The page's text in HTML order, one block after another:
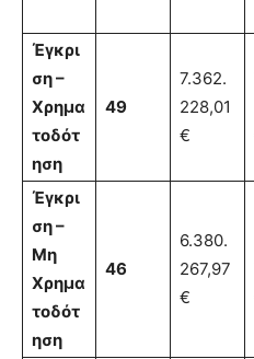
Έγκρι
ση –
Χρημα
τοδότ
ηση
49
7.362.
228,01
€
Έγκρι
ση –
Μη
Χρημα
τοδότ
ηση
46
6.380.
267,97
€